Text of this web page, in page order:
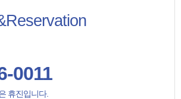
0011
휴진입니다.